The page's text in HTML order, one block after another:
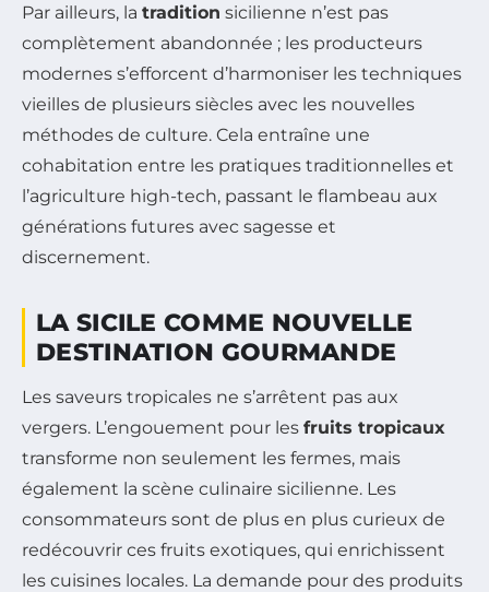
Par ailleurs, la tradition sicilienne n’est pas
complètement abandonnée ; les producteurs
modernes s’efforcent d’harmoniser les techniques
vieilles de plusieurs siècles avec les nouvelles
méthodes de culture. Cela entraîne une
cohabitation entre les pratiques traditionnelles et
l’agriculture high-tech, passant le flambeau aux
générations futures avec sagesse et
discernement.
LA SICILE COMME NOUVELLE
DESTINATION GOURMANDE
Les saveurs tropicales ne s’arrêtent pas aux
vergers. L’engouement pour les fruits tropicaux
transforme non seulement les fermes, mais
également la scène culinaire sicilienne. Les
consommateurs sont de plus en plus curieux de
redécouvrir ces fruits exotiques, qui enrichissent
les cuisines locales. La demande pour des produits